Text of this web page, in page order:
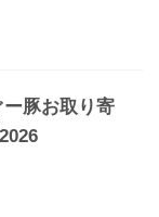
豚お取り寄